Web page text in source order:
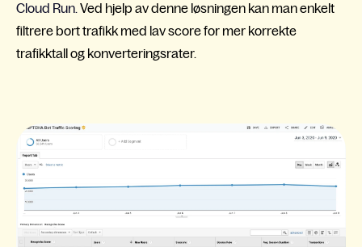
Cloud Run. Ved hjelp av denne løsningen kan man enkelt
filtrere bort trafikk med lav score for mer korrekte
trafikktall og konverteringsrater.